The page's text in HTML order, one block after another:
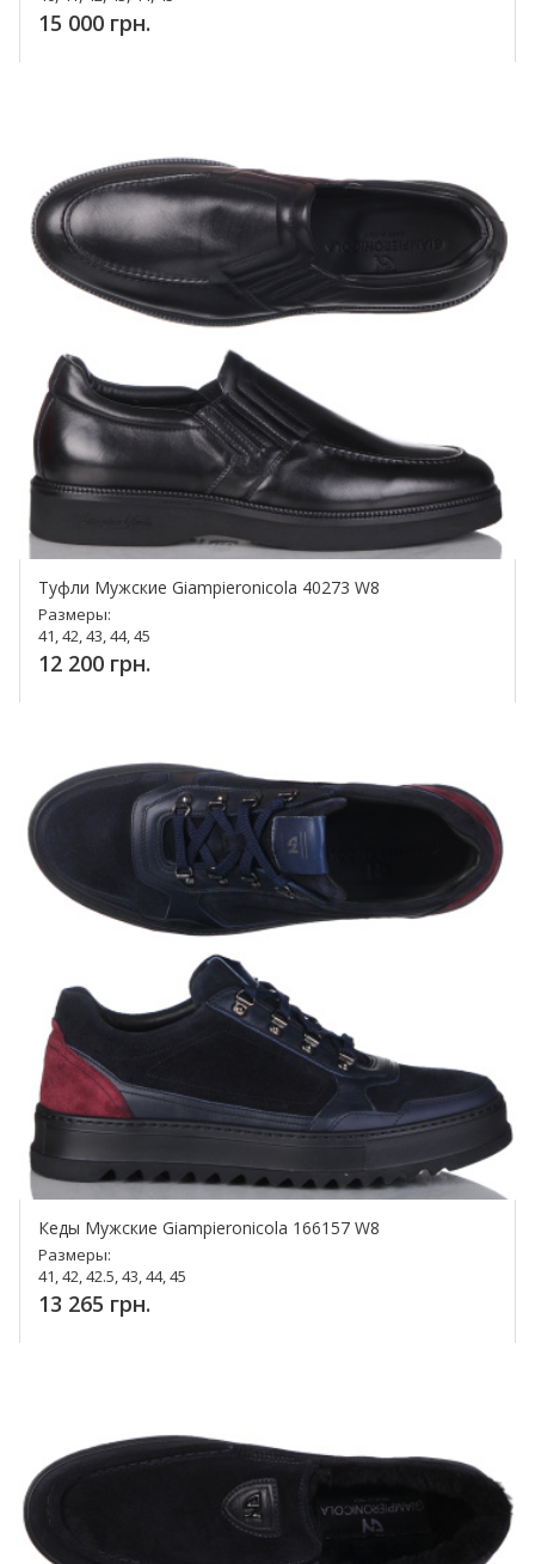
15 000 грн.
Туфли Мужские Giampieronicola 40273 W8
Размеры:
41, 42, 43, 44, 45
12 200 грн.
Кеды Мужские Giampieronicola 166157 W8
Размеры:
41, 42, 42.5, 43, 44, 45
13 265 грн.